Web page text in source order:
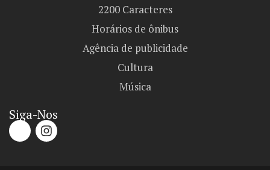
2200 Caracteres
Horários de ônibus
Agência de publicidade
Cultura
Música
Siga-Nos